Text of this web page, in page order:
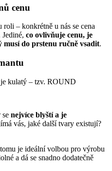
cenu
– konkrétně u nás se cena
co ovlivňuje cenu, je
musí do prstenu ručně vsadit.
kulatý – tzv. ROUND
se nejvíce blyští a je
vás, jaké další tvary existují?
je ideální volbou pro výrobu
a dá se snadno dodatečně